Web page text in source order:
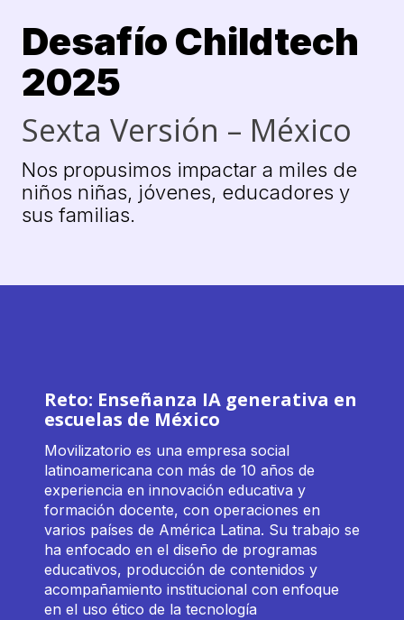
Desafío Childtech
2025
Sexta Versión – México
Nos propusimos impactar a miles de
niños niñas, jóvenes, educadores y
sus familias.
Reto: Enseñanza IA generativa en
escuelas de México
Movilizatorio es una empresa social
latinoamericana con más de 10 años de
experiencia en innovación educativa y
formación docente, con operaciones en
varios países de América Latina. Su trabajo se
ha enfocado en el diseño de programas
educativos, producción de contenidos y
acompañamiento institucional con enfoque
en el uso ético de la tecnología